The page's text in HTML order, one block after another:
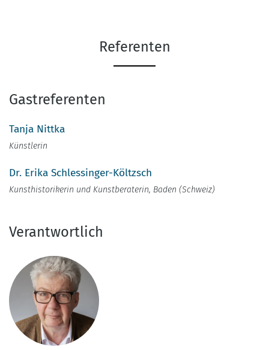
Referenten
Gastreferenten
Tanja Nittka
Künstlerin
Dr. Erika Schlessinger-Költzsch
Kunsthistorikerin und Kunstberaterin, Baden (Schweiz)
Verantwortlich